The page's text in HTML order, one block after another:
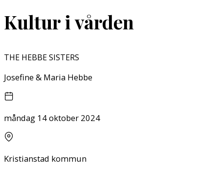
Kultur i vården
THE HEBBE SISTERS
Josefine & Maria Hebbe
måndag 14 oktober 2024
Kristianstad kommun